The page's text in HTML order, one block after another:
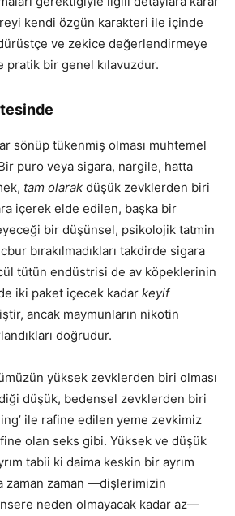
kendi özgün karakteri ile içinde
ve zekice değerlendirmeye
bir genel kılavuzdur.
sönüp tükenmiş olması muhtemel
puro veya sigara, nargile, hatta
tam olarak düşük zevklerden biri
içerek elde edilen, başka bir
bir düşünsel, psikolojik tatmin
bırakılmadıkları takdirde sigara
tütün endüstrisi de av köpeklerinin
iki paket içecek kadar keyif
ancak maymunların nikotin
doğrudur.
yüksek zevklerden biri olması
düşük, bedensel zevklerden biri
ile rafine edilen yeme zevkimiz
olan seks gibi. Yüksek ve düşük
tabii ki daima keskin bir ayrım
zaman zaman —dişlerimizin
neden olmayacak kadar az—